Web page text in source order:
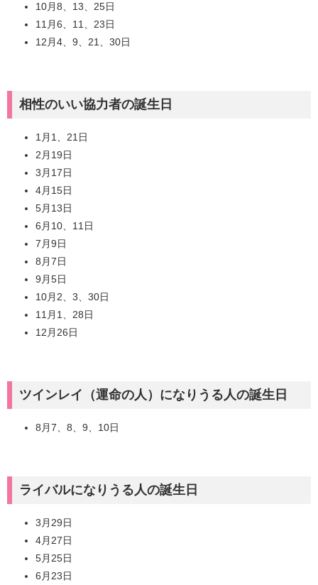
10月8、13、25日
11月6、11、23日
12月4、9、21、30日
相性のいい協力者の誕生日
1月1、21日
2月19日
3月17日
4月15日
5月13日
6月10、11日
7月9日
8月7日
9月5日
10月2、3、30日
11月1、28日
12月26日
ツインレイ（運命の人）になりうる人の誕生日
8月7、8、9、10日
ライバルになりうる人の誕生日
3月29日
4月27日
5月25日
6月23日